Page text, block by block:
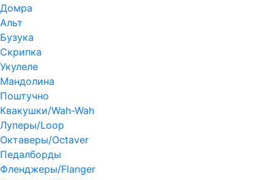
Домра
Альт
Бузука
Скрипка
Укулеле
Мандолина
Поштучно
Квакушки/Wah-Wah
Луперы/Loop
Октаверы/Octaver
Педалборды
Фленджеры/Flanger